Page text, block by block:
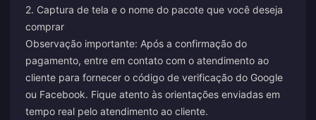
2. Captura de tela e o nome do pacote que você deseja
comprar
Observação importante: Após a confirmação do
pagamento, entre em contato com o atendimento ao
cliente para fornecer o código de verificação do Google
ou Facebook. Fique atento às orientações enviadas em
tempo real pelo atendimento ao cliente.